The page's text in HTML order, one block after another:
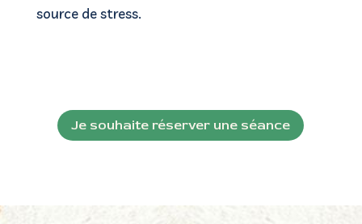
source de stress.
Je souhaite réserver une séance